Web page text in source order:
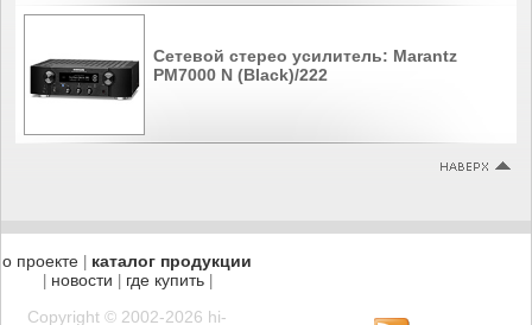
Сетевой стерео усилитель: Marantz
PM7000 N (Black)/222
о проекте каталог продукции
новости где купить|
Copyright © 2002-2026 hi-